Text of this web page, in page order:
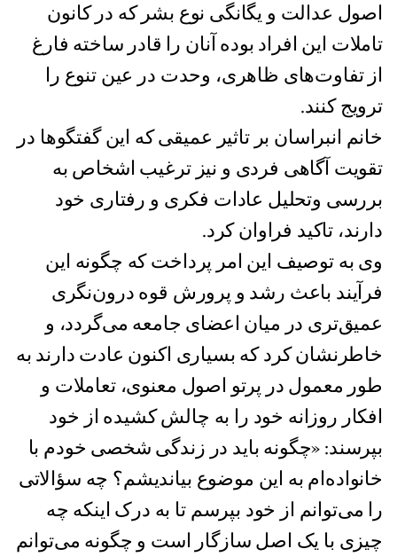
اصول عدالت و یگانگی نوع بشر که در کانون
تاملات این افراد بوده آنان را قادر ساخته فارغ
از تفاوت‌های ظاهری، وحدت در عین تنوع را
ترویج کنند.
خانم انبراسان بر تاثیر عمیقی که این گفتگوها در
تقویت آگاهی فردی و نیز ترغیب اشخاص به
بررسی وتحلیل عادات فکری و رفتاری خود
دارند، تاکید فراوان کرد.
وی به توصیف این امر پرداخت که چگونه این
فرآیند باعث رشد و پرورش قوه درون‌نگری
عمیق‌تری در میان اعضای جامعه می‌گردد، و
خاطرنشان کرد که بسیاری اکنون عادت دارند به
طور معمول در پرتو اصول معنوی، تعاملات و
افکار روزانه خود را به چالش کشیده از خود
بپرسند: «چگونه باید در زندگی شخصی‌ خودم با
خانواده‌ام به این موضوع بیاندیشم؟ چه سؤالاتی
را می‌توانم از خود بپرسم تا به درک اینکه چه
چیزی با یک اصل سازگار است و چگونه می‌توانم